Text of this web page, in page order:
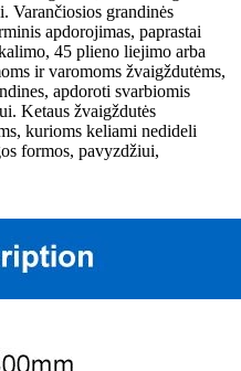
Varančiosios grandinės
apdorojimas, paprastai
45 plieno liejimo arba
ir varomoms žvaigždutėms,
apdoroti svarbiomis
Ketaus žvaigždutės
kurioms keliami nedideli
formos, pavyzdžiui,